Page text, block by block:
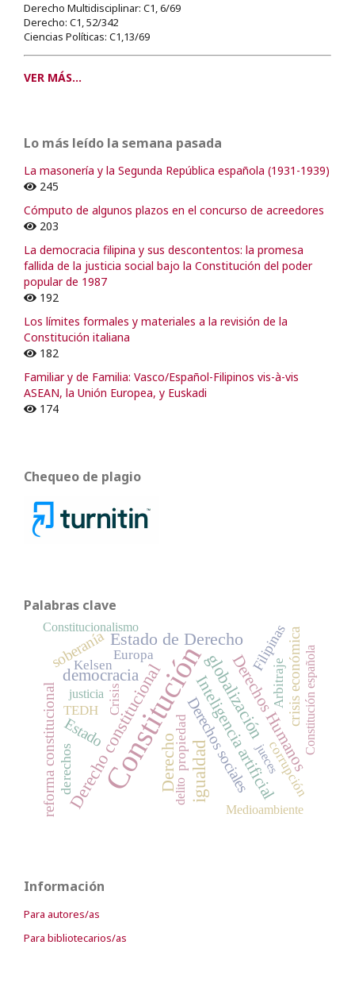
Derecho Multidisciplinar: C1, 6/69
Derecho: C1, 52/342
Ciencias Políticas: C1,13/69
VER MÁS...
Lo más leído la semana pasada
La masonería y la Segunda República española (1931-1939)
245
Cómputo de algunos plazos en el concurso de acreedores
203
La democracia filipina y sus descontentos: la promesa
fallida de la justicia social bajo la Constitución del poder
popular de 1987
192
Los límites formales y materiales a la revisión de la
Constitución italiana
182
Familiar y de Familia: Vasco/Español-Filipinos vis-à-vis
ASEAN, la Unión Europea, y Euskadi
174
Chequeo de plagio
Palabras clave
Constitución
igualdad
Estado de Derecho
globalización
Derecho constitucionalDerecho
democracia Inteligencia artificial
Derechos Humanos
crisis económica
Derechos sociales
Estado
reforma constitucional
soberanía Filipinas
derechos
Crisis
TEDH
Europa
Arbitraje
propiedad corrupción
Kelsen
Constitucionalismo
Constitución española
Medioambiente
jueces
justicia
delito
Información
Para autores/as
Para bibliotecarios/as